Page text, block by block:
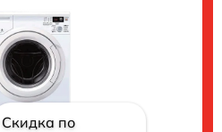
Скидка по